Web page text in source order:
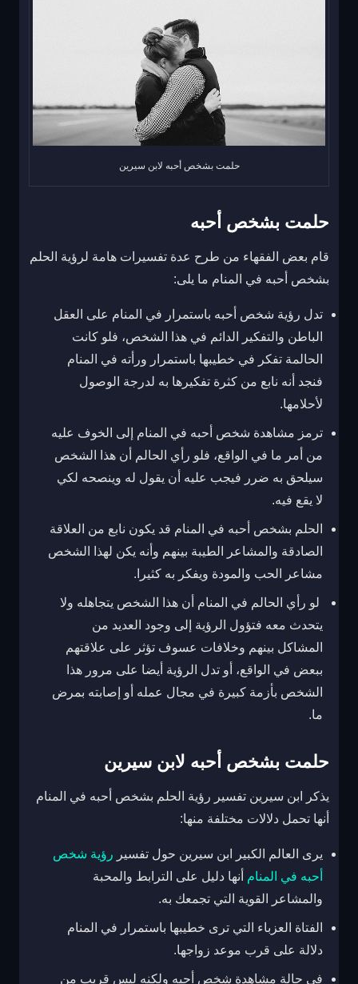
حلمت بشخص أحبه لابن سيرين
حلمت بشخص أحبه
قام بعض الفقهاء من طرح عدة تفسيرات هامة لرؤية الحلم
بشخص أحبه في المنام ما يلى:
تدل رؤية شخص أحبه باستمرار في المنام على العقل
الباطن والتفكير الدائم في هذا الشخص، فلو كانت
الحالمة تفكر في خطيبها باستمرار ورأته في المنام
فنجد أنه نابع من كثرة تفكيرها به لدرجة الوصول
لأحلامها.
ترمز مشاهدة شخص أحبه في المنام إلى الخوف عليه
من أمر ما في الواقع، فلو رأي الحالم أن هذا الشخص
سيلحق به ضرر فيجب عليه أن يقول له وينصحه لكي
لا يقع فيه.
الحلم بشخص أحبه في المنام قد يكون نابع من العلاقة
الصادقة والمشاعر الطيبة بينهم وأنه يكن لهذا الشخص
مشاعر الحب والمودة ويفكر به كثيرا.
لو رأي الحالم في المنام أن هذا الشخص يتجاهله ولا
يتحدث معه فتؤول الرؤية إلى وجود العديد من
المشاكل بينهم وخلافات عسوف تؤثر على علاقتهم
ببعض في الواقع، أو تدل الرؤية أيضا على مرور هذا
الشخص بأزمة كبيرة في مجال عمله أو إصابته بمرض
ما.
حلمت بشخص أحبه لابن سيرين
يذكر ابن سيرين تفسير رؤية الحلم بشخص أحبه في المنام
أنها تحمل دلالات مختلفة منها:
يرى العالم الكبير ابن سيرين حول تفسير رؤية شخص
أحبه في المنام أنها دليل على الترابط والمحبة
والمشاعر القوية التي تجمعك به.
الفتاة العزباء التي ترى خطيبها باستمرار في المنام
دلالة على قرب موعد زواجها.
في حالة مشاهدة شخص أحبه ولكنه ليس قريب من